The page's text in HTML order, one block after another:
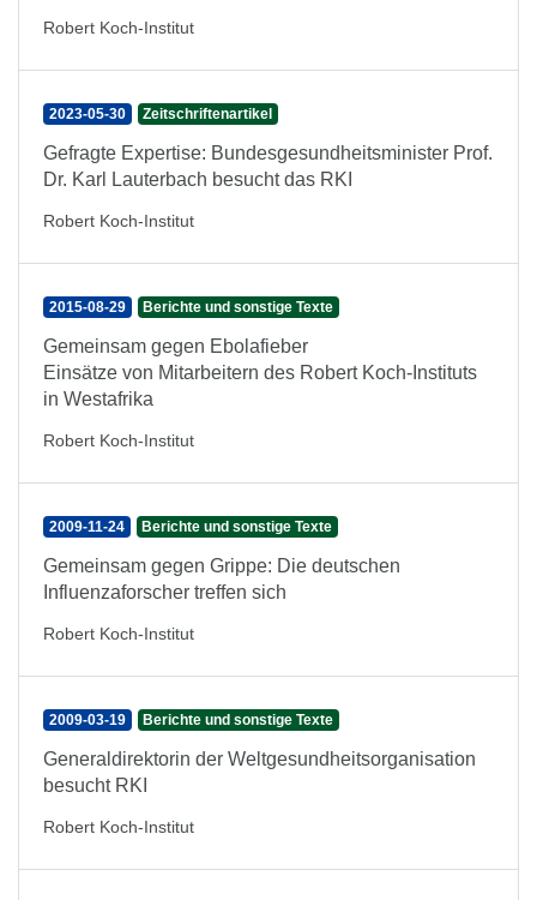
Robert Koch-Institut
2023-05-30 Zeitschriftenartikel
Gefragte Expertise: Bundesgesundheitsminister Prof.
Dr. Karl Lauterbach besucht das RKI
Robert Koch-Institut
2015-08-29 Berichte und sonstige Texte
Gemeinsam gegen Ebolafieber
Einsätze von Mitarbeitern des Robert Koch-Instituts
in Westafrika
Robert Koch-Institut
2009-11-24 Berichte und sonstige Texte
Gemeinsam gegen Grippe: Die deutschen
Influenzaforscher treffen sich
Robert Koch-Institut
2009-03-19 Berichte und sonstige Texte
Generaldirektorin der Weltgesundheitsorganisation
besucht RKI
Robert Koch-Institut